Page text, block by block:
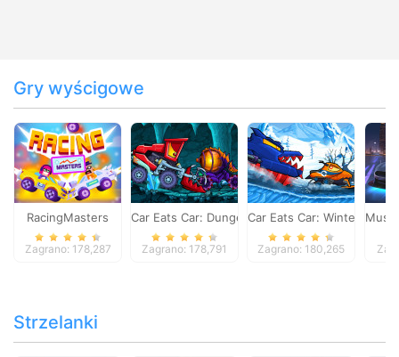
Gry wyścigowe
RacingMasters
Zagrano: 178,287
Car Eats Car: Dungeon Adventure
Zagrano: 178,791
Car Eats Car: Winter
Zagrano: 180,265
Strzelanki